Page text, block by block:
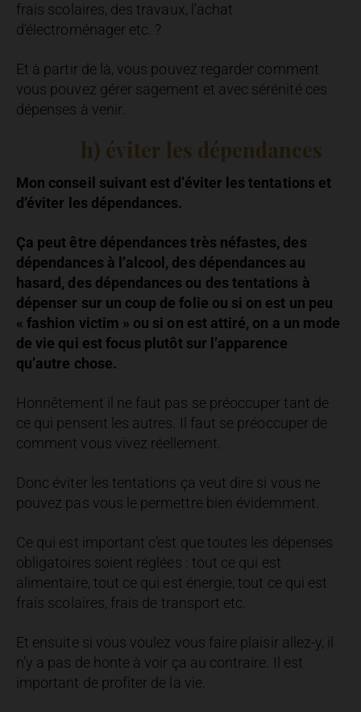
frais scolaires, des travaux, l’achat
d’électroménager etc. ?
Et à partir de là, vous pouvez regarder comment
vous pouvez gérer sagement et avec sérénité ces
dépenses à venir.
h) éviter les dépendances
Mon conseil suivant est d’éviter les tentations et
d’éviter les dépendances.
Ça peut être dépendances très néfastes, des
dépendances à l’alcool, des dépendances au
hasard, des dépendances ou des tentations à
dépenser sur un coup de folie ou si on est un peu
« fashion victim » ou si on est attiré, on a un mode
de vie qui est focus plutôt sur l’apparence
qu’autre chose.
Honnêtement il ne faut pas se préoccuper tant de
ce qui pensent les autres. Il faut se préoccuper de
comment vous vivez réellement.
Donc éviter les tentations ça veut dire si vous ne
pouvez pas vous le permettre bien évidemment.
Ce qui est important c’est que toutes les dépenses
obligatoires soient réglées : tout ce qui est
alimentaire, tout ce qui est énergie, tout ce qui est
frais scolaires, frais de transport etc.
Et ensuite si vous voulez vous faire plaisir allez-y, il
n’y a pas de honte à voir ça au contraire. Il est
important de profiter de la vie.